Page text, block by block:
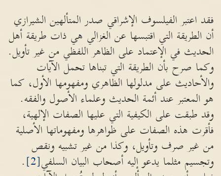
فقد اعتبر الفيلسوف الإشراقي صدر المتألهين الشيرازي
أن الطريقة التي اقتبسها عن الغزالي هي ذات طريقة أهل
الحديث في الإعتماد على الظاهر اللفظي من غير تأويل.
وكما صرح بأن الطريقة التي تبناها تحمل الآيات
والأحاديث على مدلولها الظاهري ومفهومها الأول، كما
هو المعتبر عند أئمة الحديث وعلماء الأصول والفقه.
وقد طبقت على الكيفية التي عليها الصفات الإلهية،
فأقرت هذه الصفات على ظواهرها ومفهوماتها الأصلية
من غير صرف وتأويل، وكذا من غير تشبيه ونقص
وتجسيم مثلما يدعو إليه أصحاب البيان السلفي[2]
.